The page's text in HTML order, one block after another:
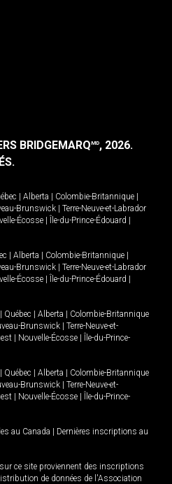
BRIDGEMARQMD, 2026.
Alberta Colombie-Britannique
Brunswick
Terre-Neuve-et-Labrador
Écosse Île-du-Prince-Édouard
Alberta Colombie-Britannique
Brunswick
Terre-Neuve-et-Labrador
Écosse Île-du-Prince-Édouard
Québec Alberta
Colombie-Britannique
Brunswick
Terre-Neuve-et-
Nouvelle-Écosse
Île-du-Prince-
Québec Alberta
Colombie-Britannique
Brunswick
Terre-Neuve-et-
Nouvelle-Écosse
Île-du-Prince-
au Canada
Dernières inscriptions au
ce site proviennent des inscriptions
de données de l'Association